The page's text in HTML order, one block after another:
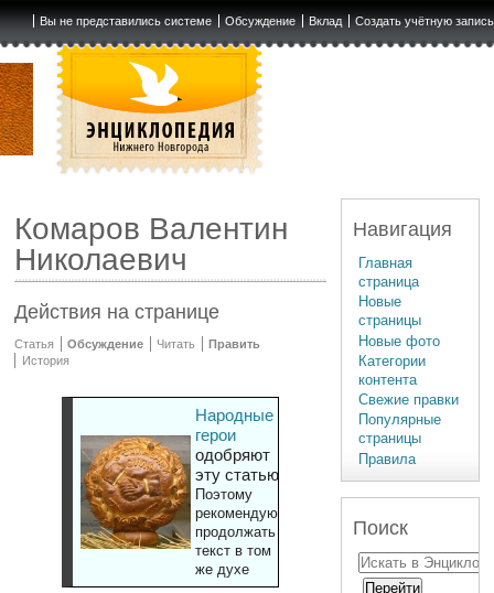
Вы не представились системе Обсуждение Вклад Создать учётную запись
Комаров Валентин
Николаевич
Действия на странице
Статья Обсуждение Читать
Править
История
Народные
герои
одобряют
эту статью
Поэтому
рекомендуют
продолжать
текст в том
же духе
Навигация
Главная
страница
Новые
страницы
Новые фото
Категории
контента
Свежие правки
Популярные
страницы
Правила
Поиск